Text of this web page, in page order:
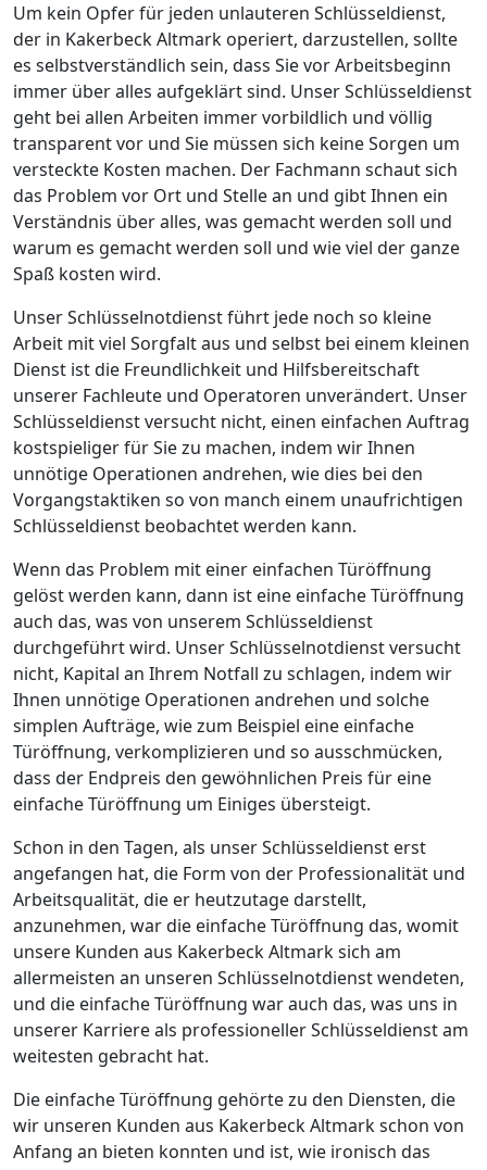
Um kein Opfer für jeden unlauteren Schlüsseldienst,
der in Kakerbeck Altmark operiert, darzustellen, sollte
es selbstverständlich sein, dass Sie vor Arbeitsbeginn
immer über alles aufgeklärt sind. Unser Schlüsseldienst
geht bei allen Arbeiten immer vorbildlich und völlig
transparent vor und Sie müssen sich keine Sorgen um
versteckte Kosten machen. Der Fachmann schaut sich
das Problem vor Ort und Stelle an und gibt Ihnen ein
Verständnis über alles, was gemacht werden soll und
warum es gemacht werden soll und wie viel der ganze
Spaß kosten wird.
Unser Schlüsselnotdienst führt jede noch so kleine
Arbeit mit viel Sorgfalt aus und selbst bei einem kleinen
Dienst ist die Freundlichkeit und Hilfsbereitschaft
unserer Fachleute und Operatoren unverändert. Unser
Schlüsseldienst versucht nicht, einen einfachen Auftrag
kostspieliger für Sie zu machen, indem wir Ihnen
unnötige Operationen andrehen, wie dies bei den
Vorgangstaktiken so von manch einem unaufrichtigen
Schlüsseldienst beobachtet werden kann.
Wenn das Problem mit einer einfachen Türöffnung
gelöst werden kann, dann ist eine einfache Türöffnung
auch das, was von unserem Schlüsseldienst
durchgeführt wird. Unser Schlüsselnotdienst versucht
nicht, Kapital an Ihrem Notfall zu schlagen, indem wir
Ihnen unnötige Operationen andrehen und solche
simplen Aufträge, wie zum Beispiel eine einfache
Türöffnung, verkomplizieren und so ausschmücken,
dass der Endpreis den gewöhnlichen Preis für eine
einfache Türöffnung um Einiges übersteigt.
Schon in den Tagen, als unser Schlüsseldienst erst
angefangen hat, die Form von der Professionalität und
Arbeitsqualität, die er heutzutage darstellt,
anzunehmen, war die einfache Türöffnung das, womit
unsere Kunden aus Kakerbeck Altmark sich am
allermeisten an unseren Schlüsselnotdienst wendeten,
und die einfache Türöffnung war auch das, was uns in
unserer Karriere als professioneller Schlüsseldienst am
weitesten gebracht hat.
Die einfache Türöffnung gehörte zu den Diensten, die
wir unseren Kunden aus Kakerbeck Altmark schon von
Anfang an bieten konnten und ist, wie ironisch das